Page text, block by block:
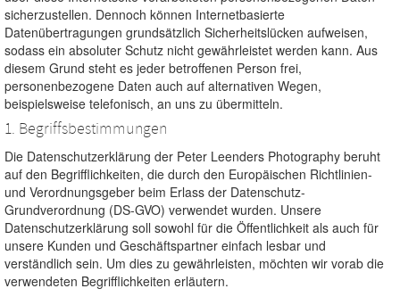
sicherzustellen. Dennoch können Internetbasierte
Datenübertragungen grundsätzlich Sicherheitslücken aufweisen,
sodass ein absoluter Schutz nicht gewährleistet werden kann. Aus
diesem Grund steht es jeder betroffenen Person frei,
personenbezogene Daten auch auf alternativen Wegen,
beispielsweise telefonisch, an uns zu übermitteln.
1. Begriffsbestimmungen
Die Datenschutzerklärung der Peter Leenders Photography beruht
auf den Begrifflichkeiten, die durch den Europäischen Richtlinien-
und Verordnungsgeber beim Erlass der Datenschutz-
Grundverordnung (DS-GVO) verwendet wurden. Unsere
Datenschutzerklärung soll sowohl für die Öffentlichkeit als auch für
unsere Kunden und Geschäftspartner einfach lesbar und
verständlich sein. Um dies zu gewährleisten, möchten wir vorab die
verwendeten Begrifflichkeiten erläutern.